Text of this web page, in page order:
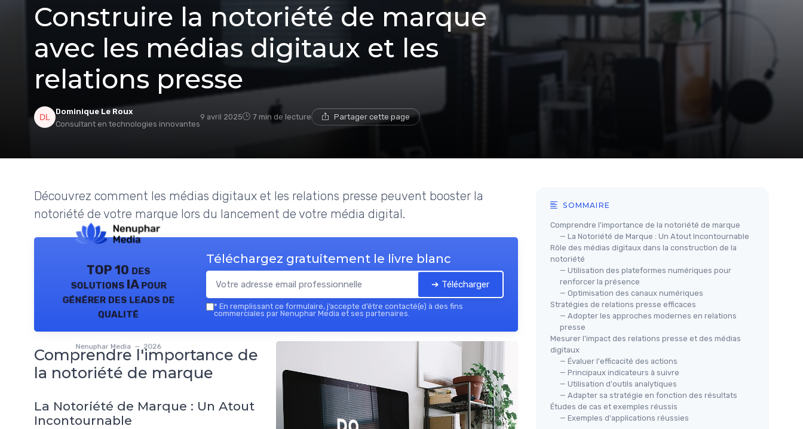
Construire la notoriété de marque
avec les médias digitaux et les
relations presse
Dominique Le Roux
Consultant en technologies innovantes
9 avril 2025 7 min de lecture Partager cette page
Découvrez comment les médias digitaux et les relations presse peuvent booster la
notoriété de votre marque lors du lancement de votre média digital.
TOP 10 des
solutions IA pour
générer des leads de
qualité
Nenuphar Media — 2026
Téléchargez gratuitement le livre blanc
➔ Télécharger
* En remplissant ce formulaire, j’accepte d’être contacté(e) à des fins
commerciales par Nenuphar Media et ses partenaires.
Comprendre l'importance de
la notoriété de marque
La Notoriété de Marque : Un Atout
Incontournable
SOMMAIRE
Comprendre l'importance de la notoriété de marque
— La Notoriété de Marque : Un Atout Incontournable
Rôle des médias digitaux dans la construction de la
notoriété
— Utilisation des plateformes numériques pour
renforcer la présence
— Optimisation des canaux numériques
Stratégies de relations presse efficaces
— Adopter les approches modernes en relations
presse
Mesurer l'impact des relations presse et des médias
digitaux
— Évaluer l'efficacité des actions
— Principaux indicateurs à suivre
— Utilisation d'outils analytiques
— Adapter sa stratégie en fonction des résultats
Études de cas et exemples réussis
— Exemples d'applications réussies